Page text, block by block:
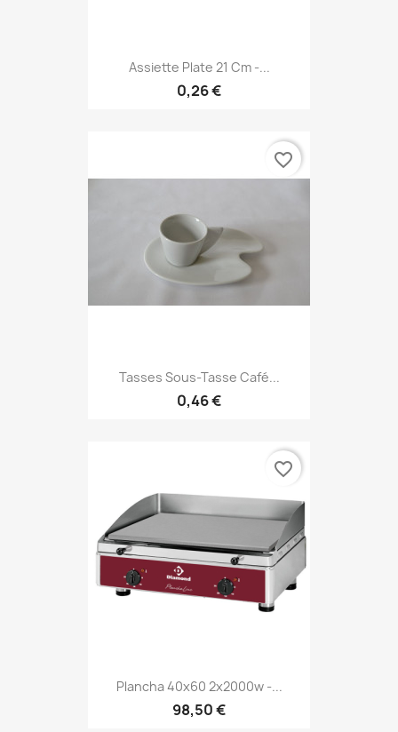
Assiette Plate 21 Cm -...
0,26 €
Tasses Sous-Tasse Café...
0,46 €
favorite_border
Plancha 40x60 2x2000w -...
98,50 €
favorite_border